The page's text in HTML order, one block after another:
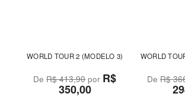
WORLD TOUR 2 (MODELO 3)
DeR$ 413,90por R$
350,00
WORLD
DeR$